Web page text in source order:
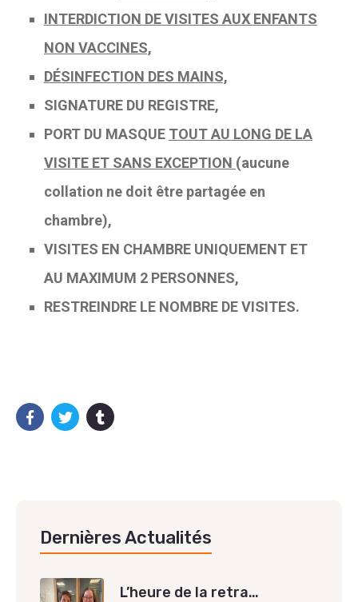
INTERDICTION DE VISITES AUX ENFANTS
NON VACCINES,
DÉSINFECTION DES MAINS,
SIGNATURE DU REGISTRE,
PORT DU MASQUE TOUT AU LONG DE LA
VISITE ET SANS EXCEPTION (aucune
collation ne doit être partagée en
chambre),
VISITES EN CHAMBRE UNIQUEMENT ET
AU MAXIMUM 2 PERSONNES,
RESTREINDRE LE NOMBRE DE VISITES.
Dernières Actualités
L’heure de la retra…